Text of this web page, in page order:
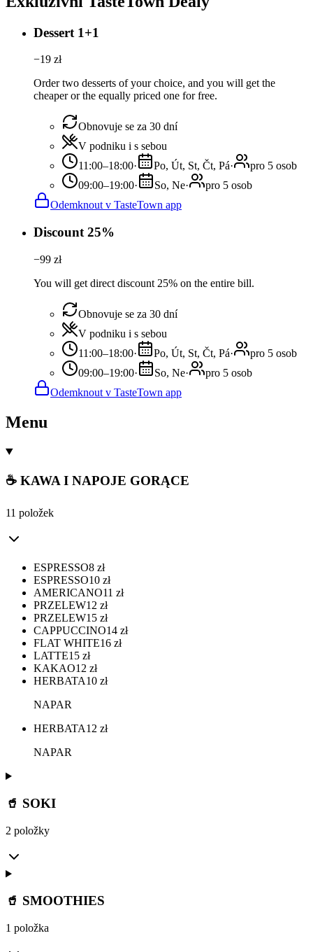
Dessert 1+1
−19 zł
Order two desserts of your choice, and you will get the
cheaper or the equally priced one for free.
Obnovuje se za 30 dní
V podniku i s sebou
11:00–18:00· Po, Út, St, Čt, Pá·
pro 5 osob
09:00–19:00· So, Ne·
pro 5 osob
Odemknout v TasteTown app
Discount 25%
−99 zł
You will get direct discount 25% on the entire bill.
Obnovuje se za 30 dní
V podniku i s sebou
11:00–18:00· Po, Út, St, Čt, Pá·
pro 5 osob
09:00–19:00· So, Ne·
pro 5 osob
Odemknout v TasteTown app
Menu
☕ KAWA I NAPOJE GORĄCE
11 položek
ESPRESSO8 zł
ESPRESSO10 zł
AMERICANO11 zł
PRZELEW12 zł
PRZELEW15 zł
CAPPUCCINO14 zł
FLAT WHITE16 zł
LATTE15 zł
KAKAO12 zł
HERBATA10 zł
NAPAR
HERBATA12 zł
NAPAR
🥤 SOKI
2 položky
🥤 SMOOTHIES
1 položka